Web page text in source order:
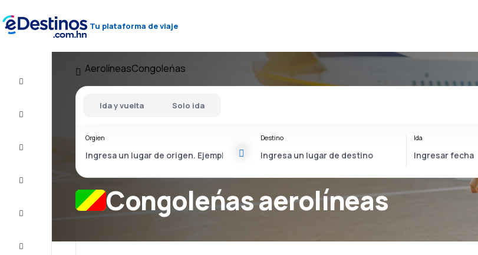
Tu plataforma de viaje
Atención
AerolíneasCongoleńas
Congoleńas aerolíneas
Ida y vuelta Solo ida
Orgien Destino Ida